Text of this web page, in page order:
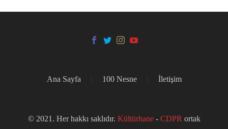
Ana Sayfa 100 Nesne İletişim
© 2021. Her hakkı saklıdır. Kültürhane - CDPR ortak